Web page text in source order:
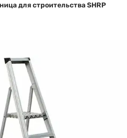
для строительства SHRP